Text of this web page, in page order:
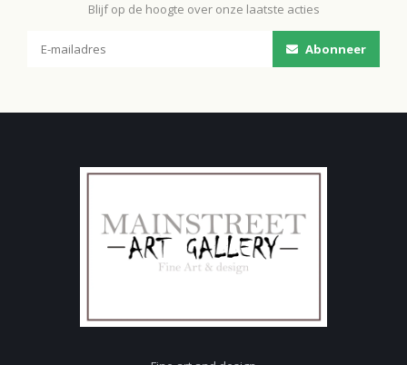
Blijf op de hoogte over onze laatste acties
Abonneer